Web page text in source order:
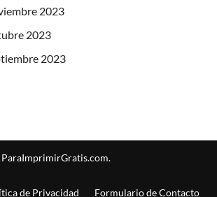
2023
2023
2023
ParaImprimirGratis.com.
de Privacidad Formulario de Contacto